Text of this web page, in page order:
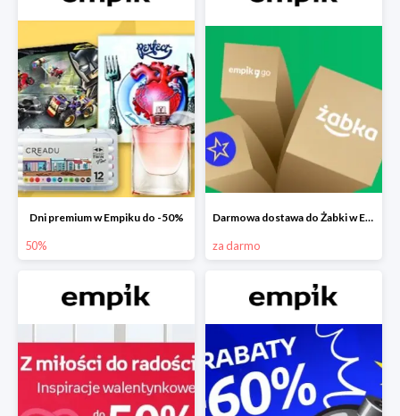
Dni premium w Empiku do -50%
50%
Darmowa dostawa do Żabki w Empiku
za darmo